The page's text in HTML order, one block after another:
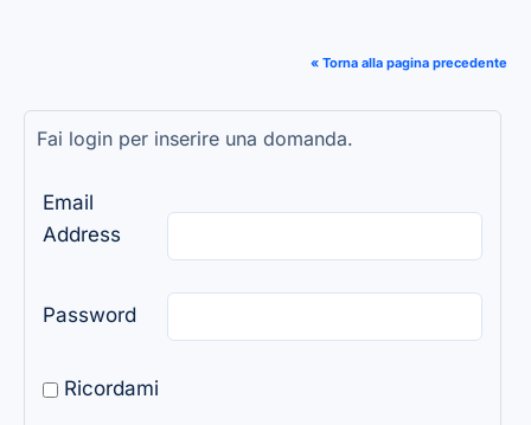
« Torna alla pagina precedente
Fai login per inserire una domanda.
Email
Address
Password
Ricordami